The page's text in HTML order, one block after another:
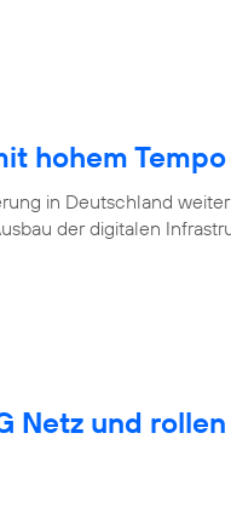
hohem
in Deutschland
der digitalen
Netz und rollen